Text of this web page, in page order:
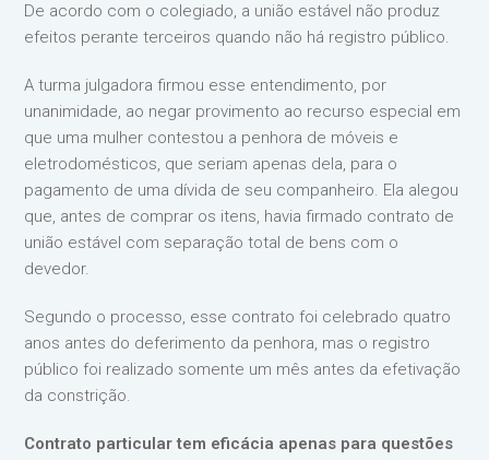
De acordo com o colegiado, a união estável não produz
efeitos perante terceiros quando não há registro público.
A turma julgadora firmou esse entendimento, por
unanimidade, ao negar provimento ao recurso especial em
que uma mulher contestou a penhora de móveis e
eletrodomésticos, que seriam apenas dela, para o
pagamento de uma dívida de seu companheiro. Ela alegou
que, antes de comprar os itens, havia firmado contrato de
união estável com separação total de bens com o
devedor.
Segundo o processo, esse contrato foi celebrado quatro
anos antes do deferimento da penhora, mas o registro
público foi realizado somente um mês antes da efetivação
da constrição.
Contrato particular tem eficácia apenas para questões